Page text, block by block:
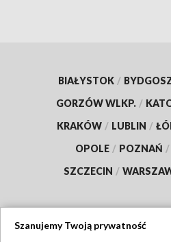
BIAŁYSTOK /
GORZÓW WLKP. /
KRAKÓW / LUBLIN /
OPOLE / POZNAŃ /
SZCZECIN /
Szanujemy Twoją prywatność